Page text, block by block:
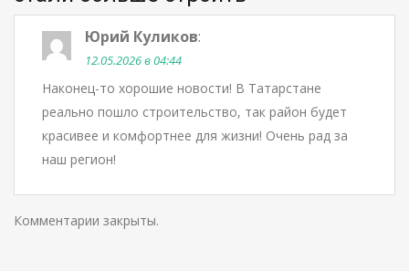
Юрий Куликов:
12.05.2026 в 04:44
Наконец-то хорошие новости! В Татарстане
реально пошло строительство, так район будет
красивее и комфортнее для жизни! Очень рад за
наш регион!
Комментарии закрыты.